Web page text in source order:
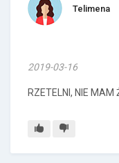
Telimena
2019-03-16
RZETELNI, NIE